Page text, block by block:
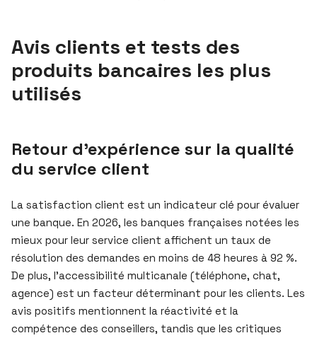
Avis clients et tests des
produits bancaires les plus
utilisés
Retour d’expérience sur la qualité
du service client
La satisfaction client est un indicateur clé pour évaluer
une banque. En 2026, les banques françaises notées les
mieux pour leur service client affichent un taux de
résolution des demandes en moins de 48 heures à 92 %.
De plus, l’accessibilité multicanale (téléphone, chat,
agence) est un facteur déterminant pour les clients. Les
avis positifs mentionnent la réactivité et la
compétence des conseillers, tandis que les critiques